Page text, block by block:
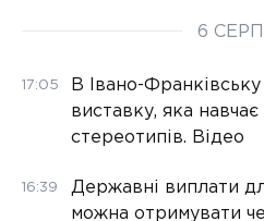
6
17:05
В Івано-
виставку, яка навчає
стереотипів. Відео
16:39
Державні виплати
можна отримувати